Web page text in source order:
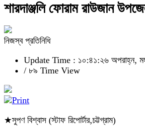
শারদাঞ্জলি ফোরাম রাউজান
নিজস্ব প্রতিনিধি
Update Time : ১০:৪১:২৬ অপরাহ্ন,
/ ৮৯ Time View
★সুপণ বিশ্বাস (স্টাফ রিপোর্টার,চট্টগ্রাম)